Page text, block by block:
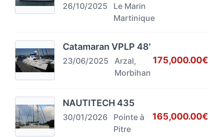
26/10/2025
Le Marin
Martinique
Catamaran VPLP 48'
23/06/2025
Arzal,
Morbihan
175,000.00€
NAUTITECH 435
30/01/2026
Pointe à
Pitre
165,000.00€